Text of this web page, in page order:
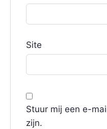
Site
Stuur mij een e-
zijn.